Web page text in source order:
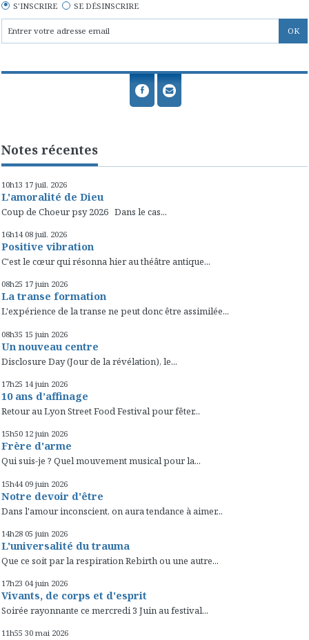
S'INSCRIRE SE DÉSINSCRIRE
Notes récentes
10h13 17 juil. 2026
L'amoralité de Dieu
Coup de Choeur psy 2026 Dans le cas...
16h14 08 juil. 2026
Positive vibration
C'est le cœur qui résonna hier au théâtre antique...
08h25 17 juin 2026
La transe formation
L'expérience de la transe ne peut donc être assimilée...
08h35 15 juin 2026
Un nouveau centre
Disclosure Day (Jour de la révélation), le...
17h25 14 juin 2026
10 ans d’affinage
Retour au Lyon Street Food Festival pour fêter...
15h50 12 juin 2026
Frère d'arme
Qui suis-je ? Quel mouvement musical pour la...
15h44 09 juin 2026
Notre devoir d'être
Dans l'amour inconscient, on aura tendance à aimer...
14h28 05 juin 2026
L'universalité du trauma
Que ce soit par la respiration Rebirth ou une autre...
17h23 04 juin 2026
Vivants, de corps et d'esprit
Soirée rayonnante ce mercredi 3 Juin au festival...
11h55 30 mai 2026